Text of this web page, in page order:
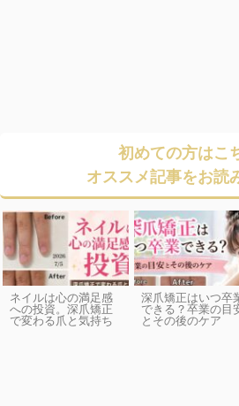
初めての方はこ
オススメ記事をお読
ネイルは心の満足感
への投資。深爪矯正
で変わる爪と気持ち
深爪矯正はいつ卒
できる？卒業の目
とその後のケア